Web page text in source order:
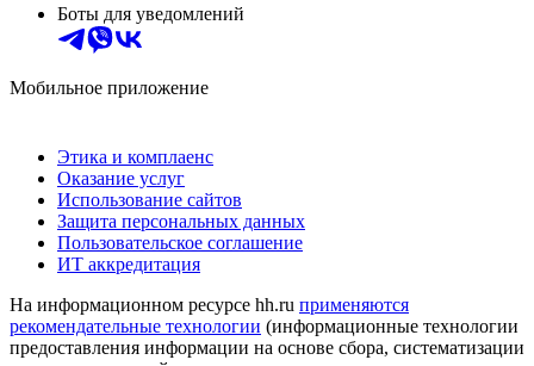
Боты для уведомлений
Мобильное приложение
Этика и комплаенс
Оказание услуг
Использование сайтов
Защита персональных данных
Пользовательское соглашение
ИТ аккредитация
На информационном ресурсе hh.ru применяются
рекомендательные технологии (информационные технологии
предоставления информации на основе сбора, систематизации